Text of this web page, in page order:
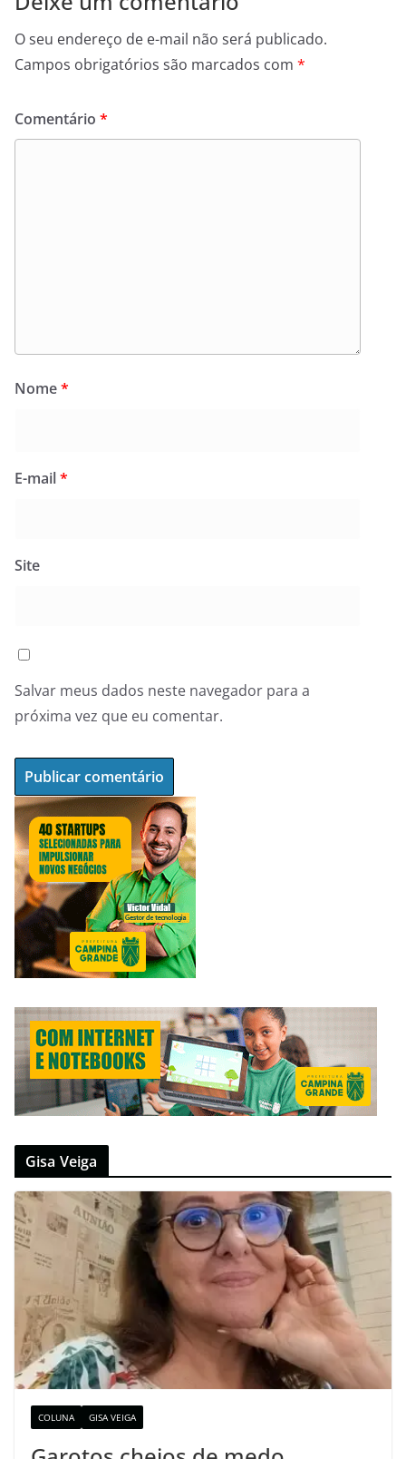
O seu endereço de e-mail não será publicado.
Campos obrigatórios são marcados com *
Comentário *
Nome*
E-mail*
Site
Salvar meus dados neste navegador para a
próxima vez que eu comentar.
Gisa Veiga
COLUNA GISA VEIGA